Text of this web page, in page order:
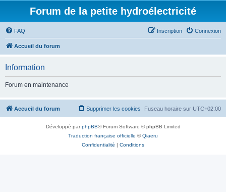
Forum de la petite hydroélectricité
FAQ Connexion
Inscription
Accueil du forum
Information
Forum en maintenance
Accueil du forum Fuseau horaire sur UTC+02:00
Supprimer les cookies
Développé parphpBB® Forum Software © phpBB Limited
Traduction française officielle ©Qiaeru
Confidentialité | Conditions